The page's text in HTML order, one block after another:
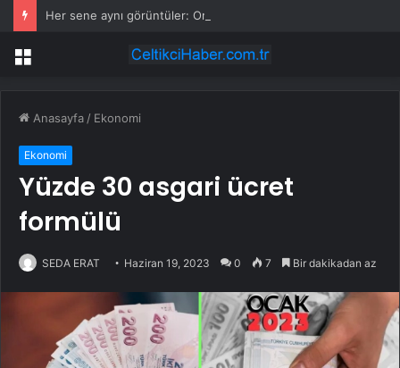
Menü
Anasayfa / Ekonomi
Ekonomi
Yüzde 30 asgari ücret
formülü
SEDA ERAT Haziran 19, 2023 0 7 Bir dakikadan az